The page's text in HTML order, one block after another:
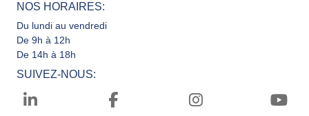
NOS HORAIRES:
Du lundi au vendredi
De 9h à 12h
De 14h à 18h
SUIVEZ-NOUS: